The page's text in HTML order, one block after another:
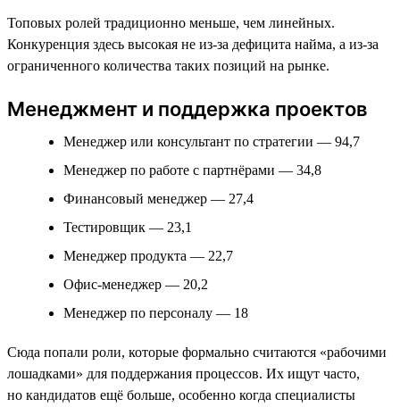
Топовых ролей традиционно меньше, чем линейных.
Конкуренция здесь высокая не из-за дефицита найма, а из-за
ограниченного количества таких позиций на рынке.
Менеджмент и поддержка проектов
Менеджер или консультант по стратегии — 94,7
Менеджер по работе с партнёрами — 34,8
Финансовый менеджер — 27,4
Тестировщик — 23,1
Менеджер продукта — 22,7
Офис-менеджер — 20,2
Менеджер по персоналу — 18
Сюда попали роли, которые формально считаются «рабочими
лошадками» для поддержания процессов. Их ищут часто,
но кандидатов ещё больше, особенно когда специалисты